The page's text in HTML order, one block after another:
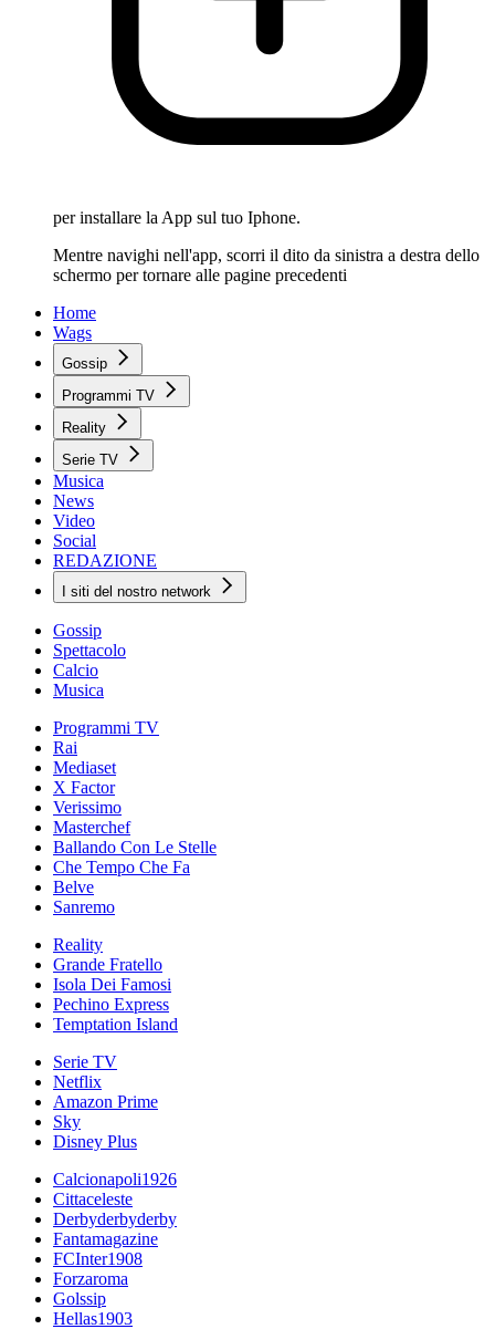
per installare la App sul tuo Iphone.
Mentre navighi nell'app, scorri il dito da sinistra a destra dello
schermo per tornare alle pagine precedenti
Home
Wags
Gossip
Programmi TV
Reality
Serie TV
Musica
News
Video
Social
REDAZIONE
I siti del nostro network
Gossip
Spettacolo
Calcio
Musica
Programmi TV
Rai
Mediaset
X Factor
Verissimo
Masterchef
Ballando Con Le Stelle
Che Tempo Che Fa
Belve
Sanremo
Reality
Grande Fratello
Isola Dei Famosi
Pechino Express
Temptation Island
Serie TV
Netflix
Amazon Prime
Sky
Disney Plus
Calcionapoli1926
Cittaceleste
Derbyderbyderby
Fantamagazine
FCInter1908
Forzaroma
Golssip
Hellas1903